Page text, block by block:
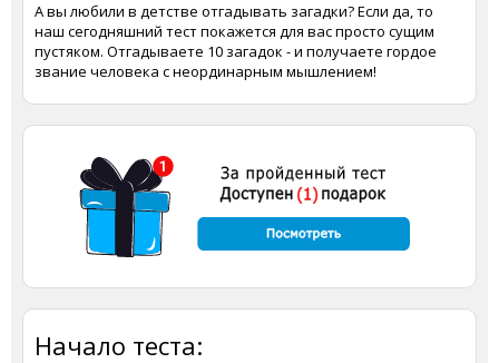
А вы любили в детстве отгадывать загадки? Если да, то
наш сегодняшний тест покажется для вас просто сущим
пустяком. Отгадываете 10 загадок - и получаете гордое
звание человека с неординарным мышлением!
Начало теста: